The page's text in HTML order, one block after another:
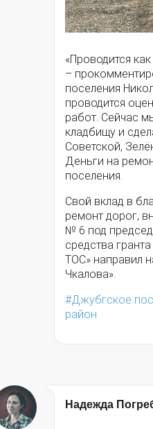
«Проводится
–
поселения
проводится
работ. Сейчас
кладбищу и
Советской,
Деньги на
поселения.
Свой вклад в
ремонт дорог,
№ 6 под
средства
ТОС» направил
Чкалова».
Джубгское
район
Надежда